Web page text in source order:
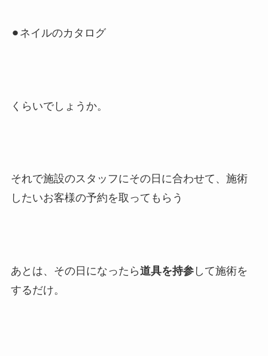
⚫︎ネイルのカタログ
くらいでしょうか。
それで施設のスタッフにその日に合わせて、施術
したいお客様の予約を取ってもらう
あとは、その日になったら道具を持参して施術を
するだけ。